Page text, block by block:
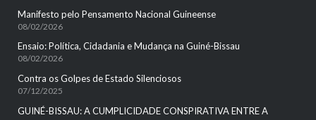
Manifesto pelo Pensamento Nacional Guineense
08/02/2026
Ensaio: Política, Cidadania e Mudança na Guiné-Bissau
08/02/2026
Contra os Golpes de Estado Silenciosos
07/12/2025
GUINÉ-BISSAU: A CUMPLICIDADE CONSPIRATIVA ENTRE A